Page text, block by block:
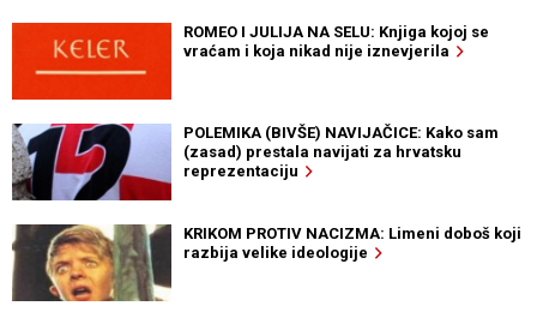
ROMEO I JULIJA NA SELU: Knjiga kojoj se
vraćam i koja nikad nije iznevjerila
POLEMIKA (BIVŠE) NAVIJAČICE: Kako sam
(zasad) prestala navijati za hrvatsku
reprezentaciju
KRIKOM PROTIV NACIZMA: Limeni doboš koji
razbija velike ideologije